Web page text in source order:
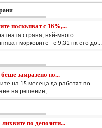
поскъпват с 16%,...
страна, най-много
морковите - с 9,31 на сто до...
замразено по...
на 15 месеца да работят по
на решение,...
лихвите по депозити...